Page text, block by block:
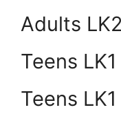
Adults
Teens
Teens